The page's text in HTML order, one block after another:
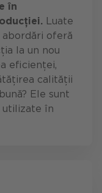
în
Luate
oferă
la un nou
eficienței,
calității
Ele sunt
utilizate în